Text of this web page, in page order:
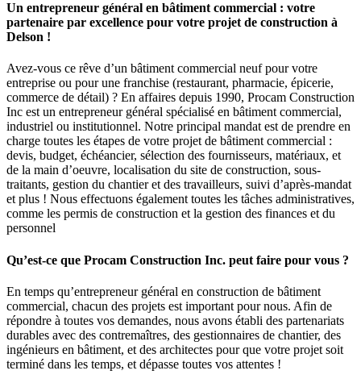
Un entrepreneur général en bâtiment commercial : votre
partenaire par excellence pour votre projet de construction à
Delson !
Avez-vous ce rêve d’un bâtiment commercial neuf pour votre
entreprise ou pour une franchise (restaurant, pharmacie, épicerie,
commerce de détail) ? En affaires depuis 1990, Procam Construction
Inc est un entrepreneur général spécialisé en bâtiment commercial,
industriel ou institutionnel. Notre principal mandat est de prendre en
charge toutes les étapes de votre projet de bâtiment commercial :
devis, budget, échéancier, sélection des fournisseurs, matériaux, et
de la main d’oeuvre, localisation du site de construction, sous-
traitants, gestion du chantier et des travailleurs, suivi d’après-mandat
et plus ! Nous effectuons également toutes les tâches administratives,
comme les permis de construction et la gestion des finances et du
personnel
Qu’est-ce que Procam Construction Inc. peut faire pour vous ?
En temps qu’entrepreneur général en construction de bâtiment
commercial, chacun des projets est important pour nous. Afin de
répondre à toutes vos demandes, nous avons établi des partenariats
durables avec des contremaîtres, des gestionnaires de chantier, des
ingénieurs en bâtiment, et des architectes pour que votre projet soit
terminé dans les temps, et dépasse toutes vos attentes !